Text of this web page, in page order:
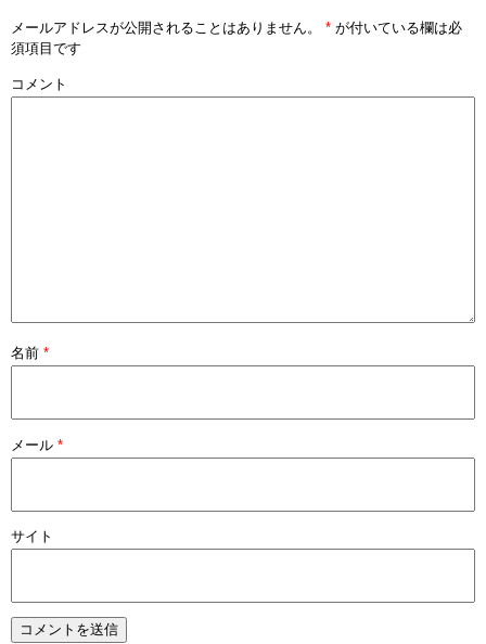
メールアドレスが公開されることはありません。 * が付いている欄は必
須項目です
コメント
名前 *
メール *
サイト